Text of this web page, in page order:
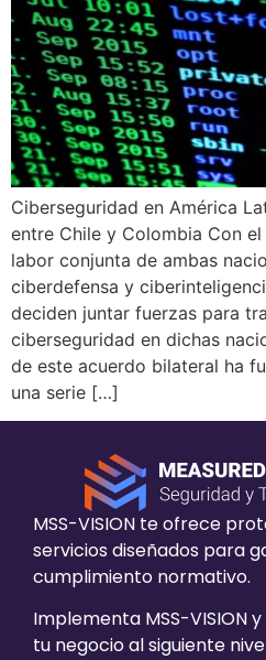
Ciberseguridad en América
entre Chile y Colombia Con
labor conjunta de ambas
ciberdefensa y
deciden juntar fuerzas para
ciberseguridad en dichas
de este acuerdo bilateral ha
una serie […]
MSS-VISION te ofrece
servicios diseñados para
cumplimiento normativo.
Implementa MSS-VISION
tu negocio al siguiente